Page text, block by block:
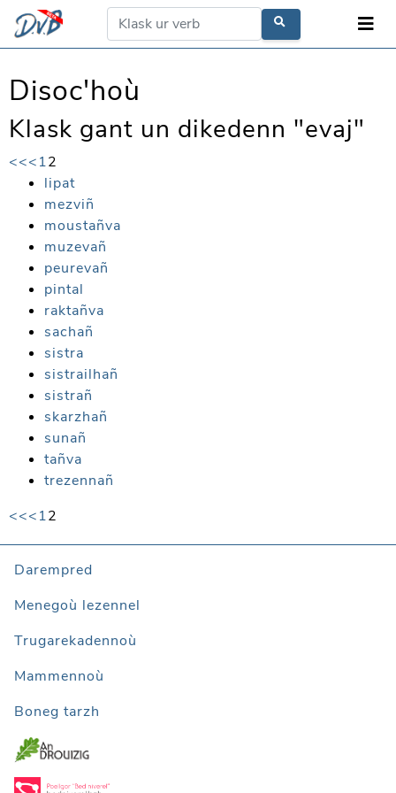
Disoc'hoù
Klask gant un dikedenn "evaj"
<<<12
lipat
mezviñ
moustañva
muzevañ
peurevañ
pintal
raktañva
sachañ
sistra
sistrailhañ
sistrañ
skarzhañ
sunañ
tañva
trezennañ
<<<12
Darempred
Menegoù lezennel
Trugarekadennoù
Mammennoù
Boneg tarzh